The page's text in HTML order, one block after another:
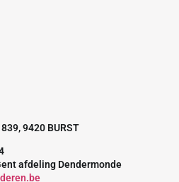
9420 BURST
afdeling Dendermonde